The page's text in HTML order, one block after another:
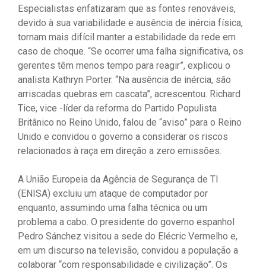
Especialistas enfatizaram que as fontes renováveis,
devido à sua variabilidade e ausência de inércia física,
tornam mais difícil manter a estabilidade da rede em
caso de choque. “Se ocorrer uma falha significativa, os
gerentes têm menos tempo para reagir”, explicou o
analista Kathryn Porter. “Na ausência de inércia, são
arriscadas quebras em cascata”, acrescentou. Richard
Tice, vice -líder da reforma do Partido Populista
Britânico no Reino Unido, falou de “aviso” para o Reino
Unido e convidou o governo a considerar os riscos
relacionados à raça em direção a zero emissões.
A União Europeia da Agência de Segurança de TI
(ENISA) excluiu um ataque de computador por
enquanto, assumindo uma falha técnica ou um
problema a cabo. O presidente do governo espanhol
Pedro Sánchez visitou a sede do Elécric Vermelho e,
em um discurso na televisão, convidou a população a
colaborar “com responsabilidade e civilização”. Os